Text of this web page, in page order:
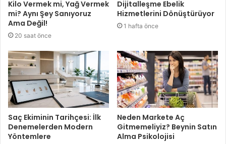
Kilo Vermek mi, Yağ Vermek
mi? Aynı Şey Sanıyoruz
Ama Değil!
20 saat önce
Dijitalleşme Ebelik
Hizmetlerini Dönüştürüyor
1 hafta önce
Saç Ekiminin Tarihçesi: İlk
Denemelerden Modern
Yöntemlere
Neden Markete Aç
Gitmemeliyiz? Beynin Satın
Alma Psikolojisi